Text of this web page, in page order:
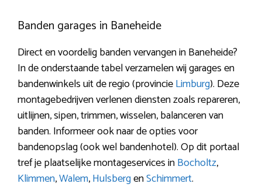
Banden garages in Baneheide
Direct en voordelig banden vervangen in Baneheide?
In de onderstaande tabel verzamelen wij garages en
bandenwinkels uit de regio (provincieLimburg). Deze
montagebedrijven verlenen diensten zoals repareren,
uitlijnen, sipen, trimmen, wisselen, balanceren van
banden. Informeer ook naar de opties voor
bandenopslag (ook wel bandenhotel). Op dit portaal
tref je plaatselijke montageservices inBocholtz,
Klimmen,Walem,HulsbergenSchimmert.